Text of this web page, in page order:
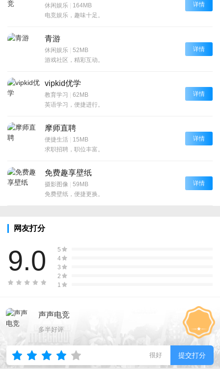
休闲娱乐 | 164MB
电竞娱乐，趣味十足。
详情
青游
休闲娱乐 | 52MB
游戏社区，精彩互动。
详情
vipkid优学
教育学习 | 62MB
英语学习，便捷进行。
详情
摩师直聘
便捷生活 | 15MB
求职招聘，职位丰富。
详情
免费趣享壁纸
摄影图像 | 59MB
免费壁纸，便捷更换。
详情
网友打分
9.0
5
4
3
2
1
声声电竞
多半好评
很好 提交打分